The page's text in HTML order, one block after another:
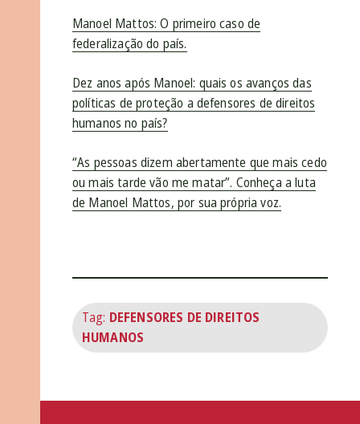
Manoel Mattos: O primeiro caso de
federalização do país.
Dez anos após Manoel: quais os avanços das
políticas de proteção a defensores de direitos
humanos no país?
“As pessoas dizem abertamente que mais cedo
ou mais tarde vão me matar”. Conheça a luta
de Manoel Mattos, por sua própria voz.
Tag: DEFENSORES DE DIREITOS
HUMANOS